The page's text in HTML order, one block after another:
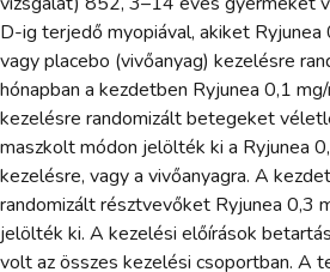
D-ig terjedő myopiával, akiket
vagy placebo (vivőanyag) kezelésre
hónapban a kezdetben Ryjunea 0,1
kezelésre randomizált betegeket
maszkolt módon jelölték ki a Ryjunea
kezelésre, vagy a vivőanyagra. A
randomizált résztvevőket Ryjunea 0,3
jelölték ki. A kezelési előírások
volt az összes kezelési csoportban. A